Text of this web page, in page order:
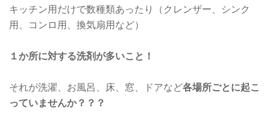
キッチン用だけで数種類あったり（クレンザー、シンク
用、コンロ用、換気扇用など）
１か所に対する洗剤が多いこと！
それが洗濯、お風呂、床、窓、ドアなど各場所ごとに起こ
っていませんか？？？